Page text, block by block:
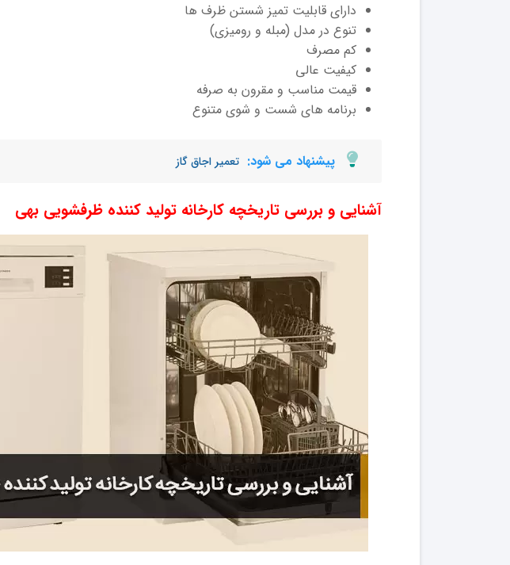
دارای قابلیت تمیز شستن ظرف ها
تنوع در مدل (مبله و رومیزی)
کم مصرف
کیفیت عالی
قیمت مناسب و مقرون به صرفه
برنامه های شست و شوی متنوع
پیشنهاد می شود: تعمیر اجاق گاز
آشنایی و بررسی تاریخچه کارخانه تولید کننده ظرفشویی بهی